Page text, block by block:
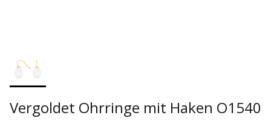
Vergoldet Ohrringe mit Haken O1540